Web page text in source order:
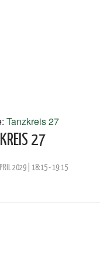
Tanzkreis 27
27
2029 | 18:15-19:15